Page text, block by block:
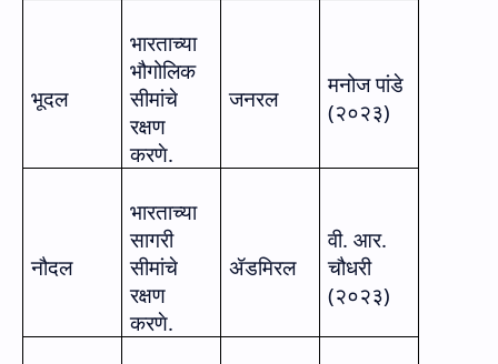
भूदल
भारताच्या
भौगोलिक
सीमांचे
रक्षण
करणे.
जनरल
मनोज पांडे
(२०२३)
नौदल
भारताच्या
सागरी
सीमांचे
रक्षण
करणे.
ॲडमिरल
वी. आर.
चौधरी
(२०२३)